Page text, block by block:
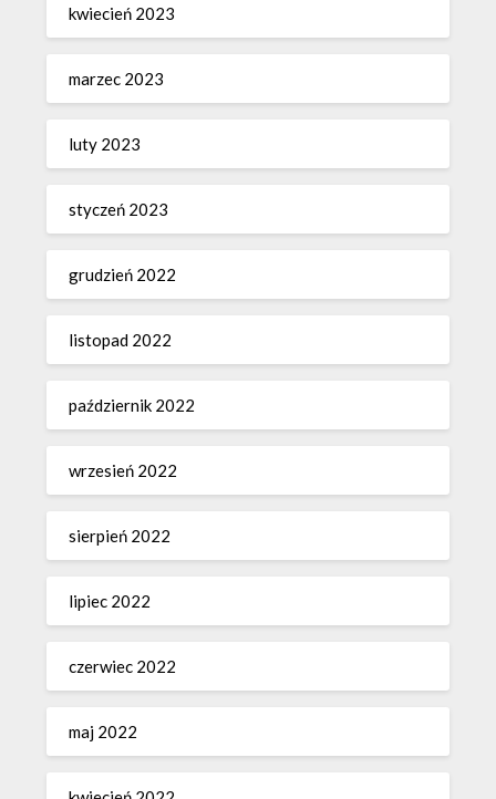
kwiecień 2023
marzec 2023
luty 2023
styczeń 2023
grudzień 2022
listopad 2022
październik 2022
wrzesień 2022
sierpień 2022
lipiec 2022
czerwiec 2022
maj 2022